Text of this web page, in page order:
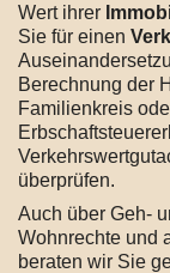
Wert ihrer
Sie für einen
Berechnung der
Familienkreis
überprüfen.
Auch über Geh-
Wohnrechte und
beraten wir Sie